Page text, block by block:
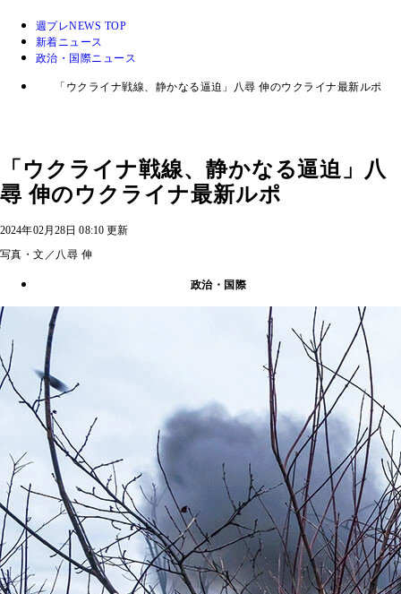
週プレNEWS TOP
新着ニュース
政治・国際ニュース
「ウクライナ戦線、静かなる逼迫」八尋 伸のウクライナ最新ルポ
「ウクライナ戦線、静かなる逼迫」八
尋 伸のウクライナ最新ルポ
2024年02月28日 08:10 更新
写真・文／八尋 伸
政治・国際